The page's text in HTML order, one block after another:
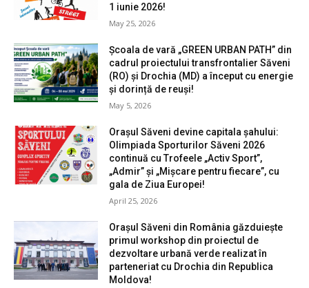
1 iunie 2026!
May 25, 2026
Școala de vară „GREEN URBAN PATH” din
cadrul proiectului transfrontalier Săveni
(RO) și Drochia (MD) a început cu energie
și dorință de reuși!
May 5, 2026
Orașul Săveni devine capitala șahului:
Olimpiada Sporturilor Săveni 2026
continuă cu Trofeele „Activ Sport”,
„Admir” și „Mișcare pentru fiecare”, cu
gala de Ziua Europei!
April 25, 2026
Orașul Săveni din România găzduiește
primul workshop din proiectul de
dezvoltare urbană verde realizat în
parteneriat cu Drochia din Republica
Moldova!